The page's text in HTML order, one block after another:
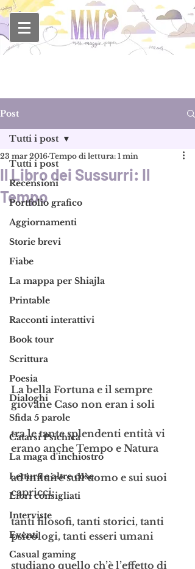
Post
Tutti i post
Recensioni
Portfolio grafico
Aggiornamenti
Storie brevi
Fiabe
La mappa per Shiajla
Printable
Racconti interattivi
Book tour
Scrittura
Poesia
Dialoghi
Sfida 5 parole
Catarsi Psichica
La maga d'inchiostro
Lettura e altre cose
Libri consigliati
Interviste
Eventi
Casual gaming
Tutti i post
Il Libro dei Sussurri: Il
Tempo
23 mar 2016 Tempo di lettura: 1 min
La bella Fortuna e il sempre
giovane Caso non eran i soli
tra le tante splendenti entità vi
erano anche Tempo e Natura
ad influire sull’uomo e sui suoi
capricci:
tanti filosofi, tanti storici, tanti
psicologi, tanti esseri umani
studiano quello ch’è l’effetto di